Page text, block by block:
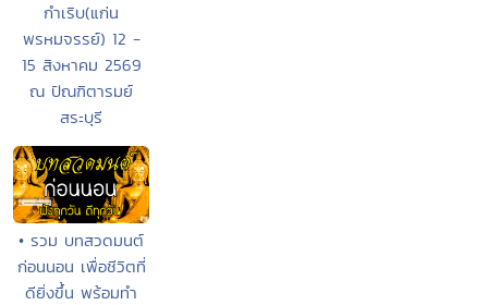
กำเริบ(แก่น
พรหมจรรย์) 12 -
15 สิงหาคม 2569
ณ ปัณฑิตารมย์
สระบุรี
• รวม บทสวดมนต์
ก่อนนอน เพื่อชีวิตที่
ดียิ่งขึ้น พร้อมทำ